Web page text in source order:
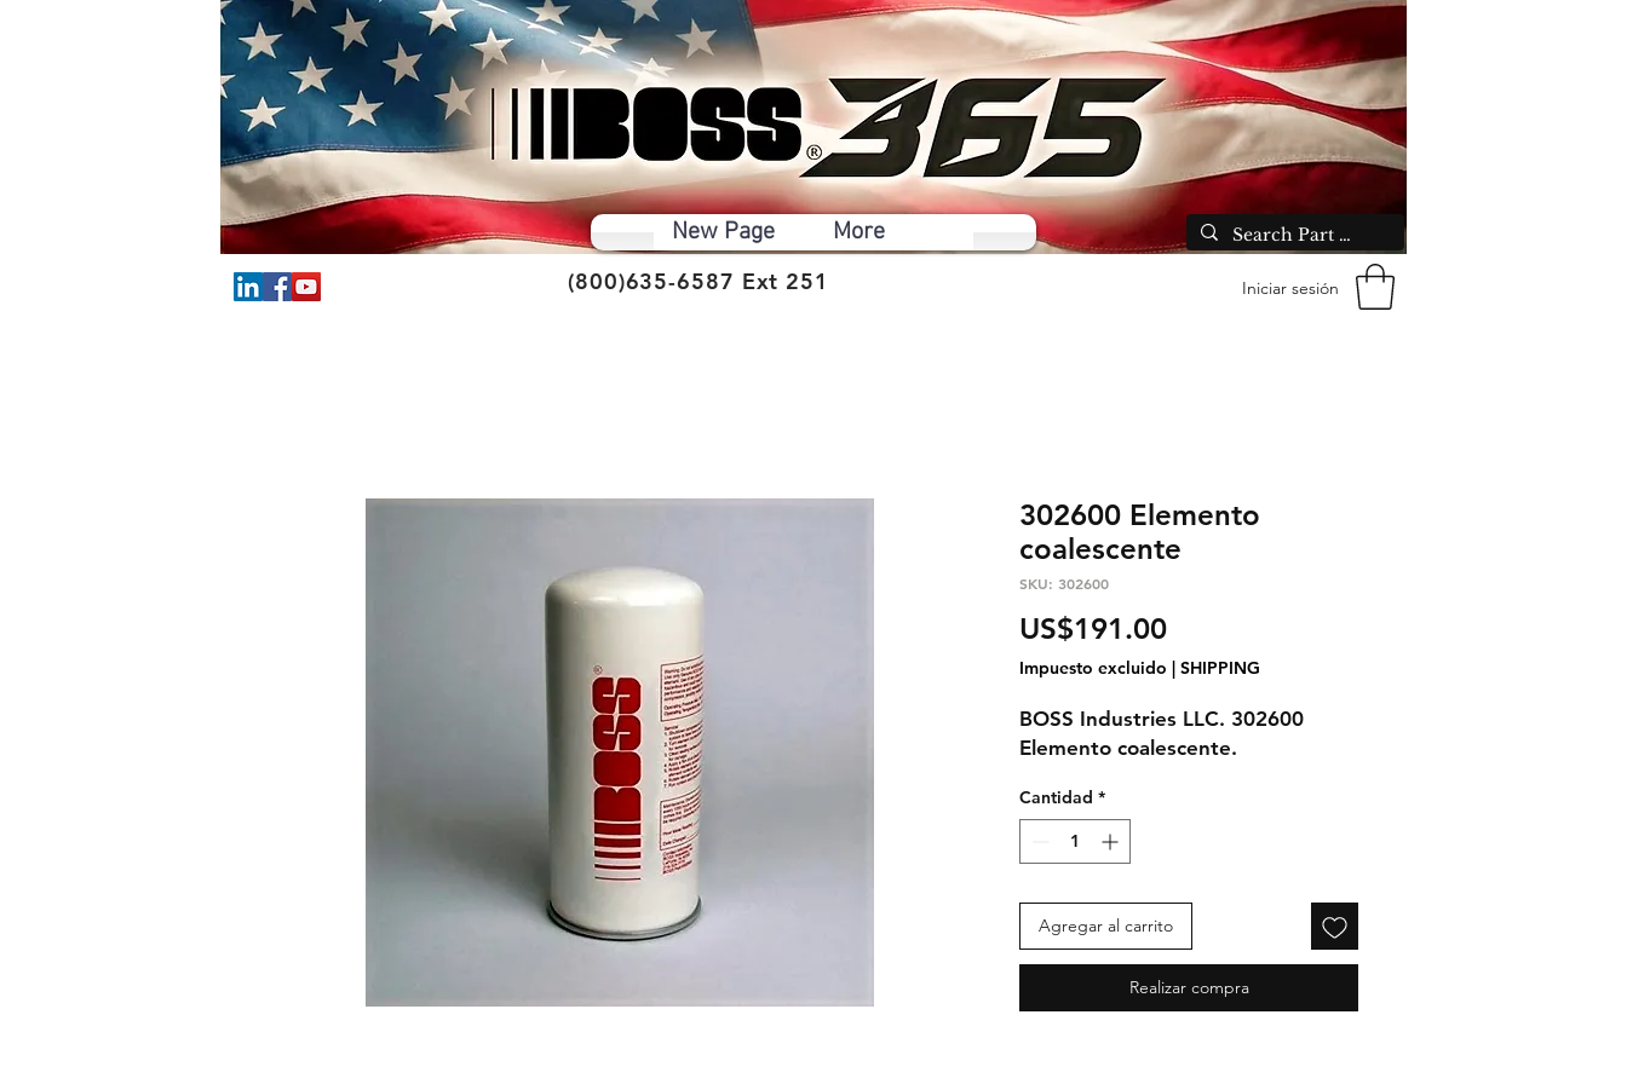
New Page More
(800)635-6587 Ext 251 Iniciar sesión
302600 Elemento
coalescente
SKU: 302600
US$191.00Precio
Impuesto excluido | SHIPPING
BOSS Industries LLC. 302600
Elemento coalescente.
Cantidad *
Agregar al carrito
Realizar compra